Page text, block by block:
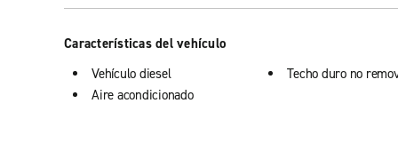
Características del vehículo
Vehículo diesel
Aire acondicionado
Techo duro no